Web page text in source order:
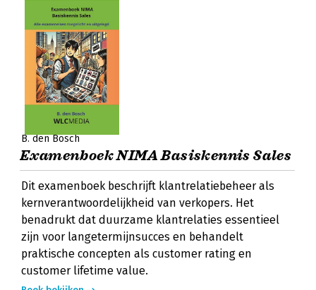
B. den Bosch
Examenboek NIMA Basiskennis Sales
Dit examenboek beschrijft klantrelatiebeheer als
kernverantwoordelijkheid van verkopers. Het
benadrukt dat duurzame klantrelaties essentieel
zijn voor langetermijnsucces en behandelt
praktische concepten als customer rating en
customer lifetime value.